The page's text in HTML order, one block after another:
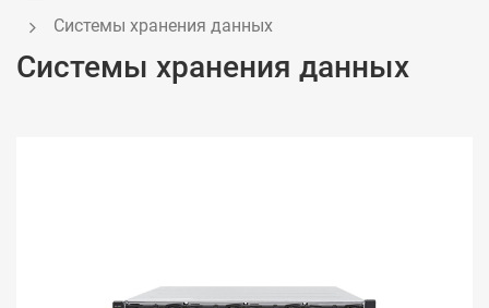
Системы хранения данных
Системы хранения данных